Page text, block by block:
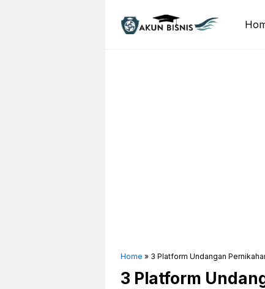
Home » 3 Platform Undangan
3 Platform